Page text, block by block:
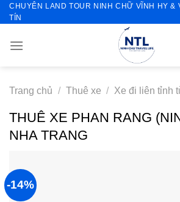
Skip
to
CHUYÊN LAND TOUR NINH CHỮ VĨNH HY &
TÍN
Trang chủ / Thuê xe / Xe đi liên tỉnh
THUÊ XE PHAN RANG
NHA TRANG
-14%